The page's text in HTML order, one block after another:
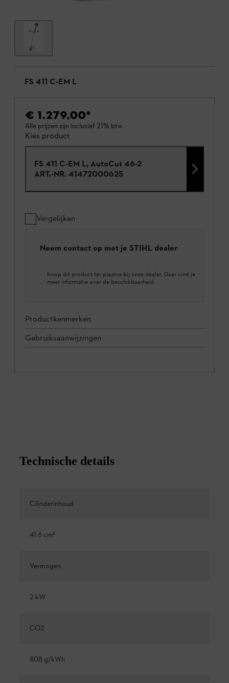
FS 411 C-EM L
€ 1.279,00*
Alle prijzen zijn inclusief 21% btw.
Kies product
FS 411 C-EM L, AutoCut 46-2
ART.-NR. 41472000625
Vergelijken
Neem contact op met je STIHL dealer
Koop dit product ter plaatse bij onze dealer. Daar vind je
meer informatie over de beschikbaarheid.
Productkenmerken
Gebruiksaanwijzingen
Technische details
Cilinderinhoud
41.6 cm³
Vermogen
2 kW
CO2
808 g/kWh